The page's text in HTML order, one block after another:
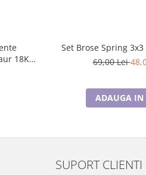
18K
69,00 Lei
ADAUGA IN
SUPORT CLIENTI